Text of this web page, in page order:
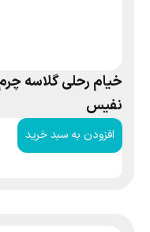
نفیس
افزودن به سبد خرید